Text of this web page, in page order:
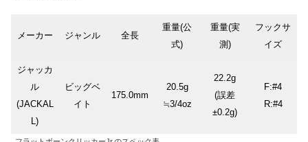
メーカー ジャンル 全長
重量(公
式)
重量(実
測)
フックサ
イズ
ジャッカ
ル
(JACKAL
L)
ビッグベ
イト
175.0mm
20.5g
≒3/4oz
22.2g
(誤差
±0.2g)
F:#4
R:#4